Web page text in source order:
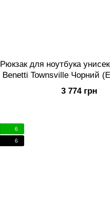
Рюкзак для ноутбука
Benetti Townsville Чорний
3 774 грн
6
6